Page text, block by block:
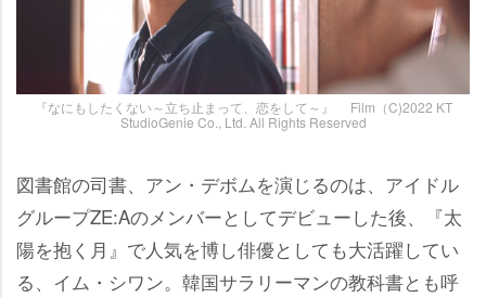
『なにもしたくない～立ち止まって、恋をして～』 Film（C)2022 KT
StudioGenie Co., Ltd. All Rights Reserved
図書館の司書、アン・デボムを演じるのは、アイドル
グループZE:Aのメンバーとしてデビューした後、『太
陽を抱く月』で人気を博し俳優としても大活躍してい
る、イム・シワン。韓国サラリーマンの教科書とも呼